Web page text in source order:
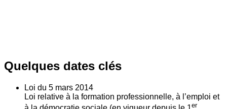
Quelques dates clés
Loi du 5 mars 2014
Loi relative à la formation professionnelle, à l’emploi et
er